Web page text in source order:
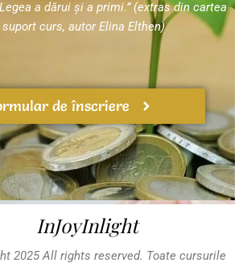
a dărui și a primi.” (extras din cartea
suport curs, autor Elina Elthen)
de înscriere
InJoyInlight
2025 All rights reserved. Toate cursurile